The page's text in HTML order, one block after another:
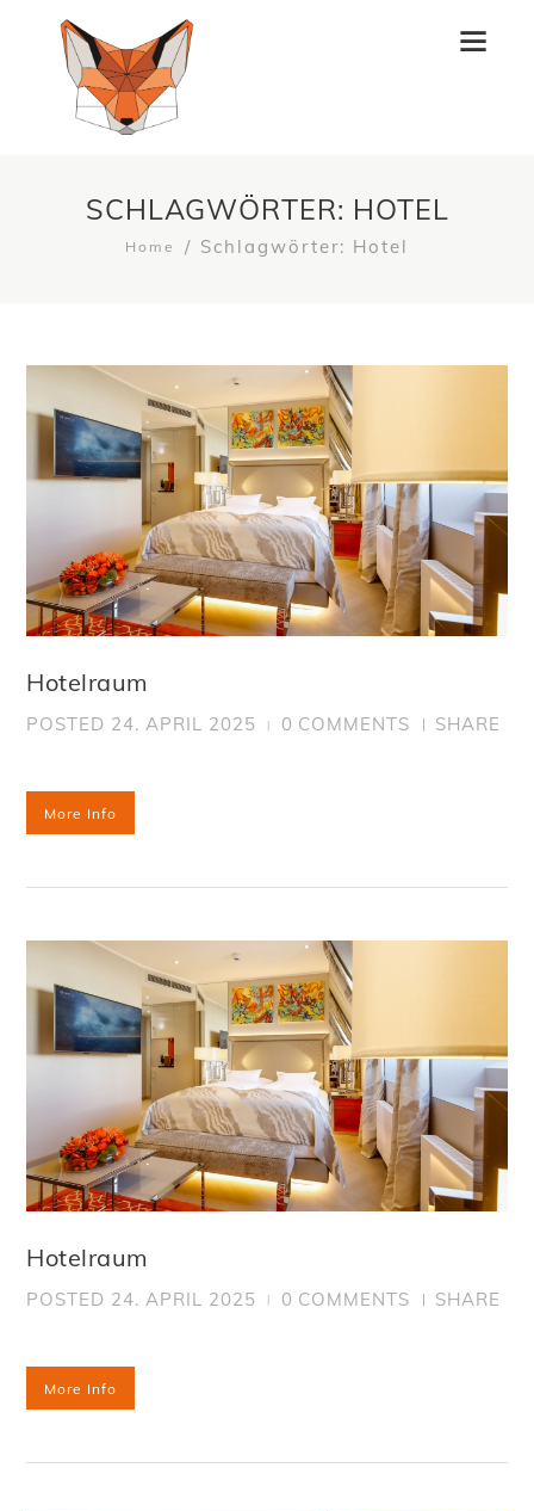
SCHLAGWÖRTER: HOTEL
Home Schlagwörter: Hotel
Hotelraum
POSTED 24. APRIL 2025 0 COMMENTS SHARE
More Info
Hotelraum
POSTED 24. APRIL 2025 0 COMMENTS SHARE
More Info